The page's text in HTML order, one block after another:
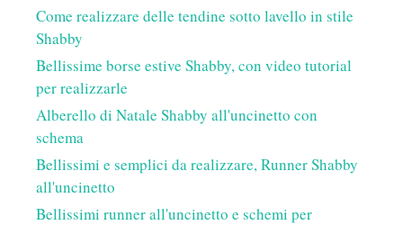
Come realizzare delle tendine sotto lavello in stile
Shabby
Bellissime borse estive Shabby, con video tutorial
per realizzarle
Alberello di Natale Shabby all'uncinetto con
schema
Bellissimi e semplici da realizzare, Runner Shabby
all'uncinetto
Bellissimi runner all'uncinetto e schemi per